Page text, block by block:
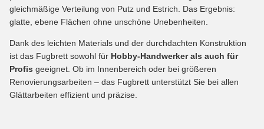
gleichmäßige Verteilung von Putz und Estrich. Das Ergebnis:
glatte, ebene Flächen ohne unschöne Unebenheiten.
Dank des leichten Materials und der durchdachten Konstruktion
ist das Fugbrett sowohl für Hobby-Handwerker als auch für
Profis geeignet. Ob im Innenbereich oder bei größeren
Renovierungsarbeiten – das Fugbrett unterstützt Sie bei allen
Glättarbeiten effizient und präzise.